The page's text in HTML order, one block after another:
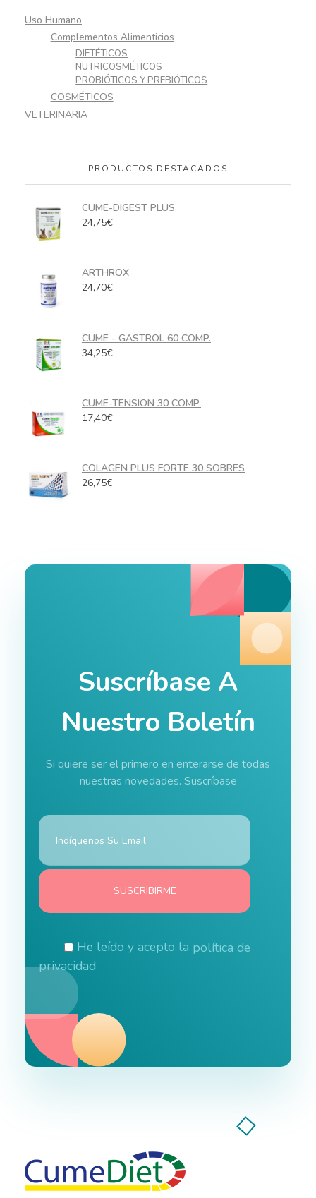
Uso Humano
Complementos Alimenticios
DIETÉTICOS
NUTRICOSMÉTICOS
PROBIÓTICOS Y PREBIÓTICOS
COSMÉTICOS
VETERINARIA
PRODUCTOS DESTACADOS
CUME-DIGEST PLUS
24,75€
ARTHROX
24,70€
CUME - GASTROL 60 COMP.
34,25€
CUME-TENSION 30 COMP.
17,40€
COLAGEN PLUS FORTE 30 SOBRES
26,75€
Suscríbase A
Nuestro Boletín
Si quiere ser el primero en enterarse de todas
nuestras novedades. Suscríbase
He leído y acepto la política de
privacidad